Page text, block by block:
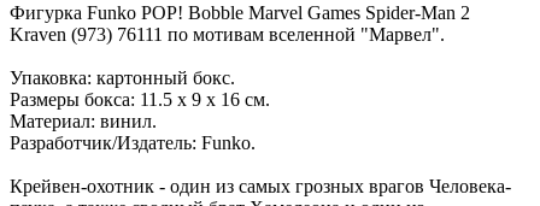
Фигурка Funko POP! Bobble Marvel Games Spider-Man 2
Kraven (973) 76111 по мотивам вселенной "Марвел".
Упаковка: картонный бокс.
Размеры бокса: 11.5 х 9 х 16 см.
Материал: винил.
Разработчик/Издатель: Funko.
Крейвен-охотник - один из самых грозных врагов Человека-